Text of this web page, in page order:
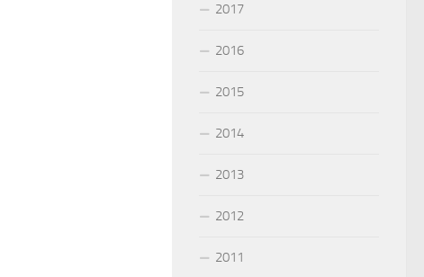
2017
2016
2015
2014
2013
2012
2011